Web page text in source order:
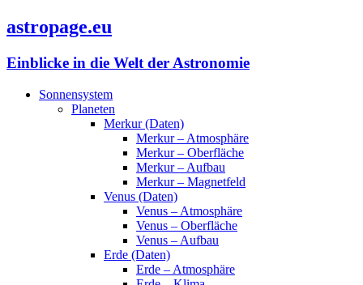
astropage.eu
Einblicke in die Welt der Astronomie
Sonnensystem
Planeten
Merkur (Daten)
Merkur – Atmosphäre
Merkur – Oberfläche
Merkur – Aufbau
Merkur – Magnetfeld
Venus (Daten)
Venus – Atmosphäre
Venus – Oberfläche
Venus – Aufbau
Erde (Daten)
Erde – Atmosphäre